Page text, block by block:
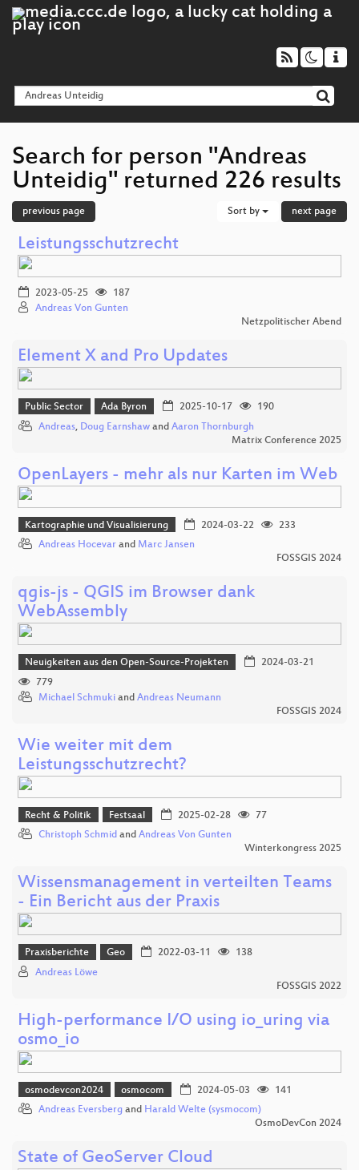
Search for person "Andreas
Unteidig" returned 226 results
previous page Sort by next page
Leistungsschutzrecht
2023-05-25
187
Andreas Von Gunten
Netzpolitischer Abend
Element X and Pro Updates
Public Sector Ada Byron 2025-10-17
190
Andreas, Doug Earnshaw and Aaron Thornburgh
Matrix Conference 2025
OpenLayers - mehr als nur Karten im Web
Kartographie und Visualisierung 2024-03-22
233
Andreas Hocevar and Marc Jansen
FOSSGIS 2024
qgis-js - QGIS im Browser dank
WebAssembly
Neuigkeiten aus den Open-Source-Projekten
2024-03-21
779
Michael Schmuki and Andreas Neumann
FOSSGIS 2024
Wie weiter mit dem
Leistungsschutzrecht?
Recht & Politik Festsaal 2025-02-28
77
Christoph Schmid and Andreas Von Gunten
Winterkongress 2025
Wissensmanagement in verteilten Teams
- Ein Bericht aus der Praxis
Praxisberichte Geo 2022-03-11
138
Andreas Löwe
FOSSGIS 2022
High-performance I/O using io_uring via
osmo_io
osmodevcon2024 osmocom 2024-05-03
141
Andreas Eversberg and Harald Welte (sysmocom)
OsmoDevCon 2024
State of GeoServer Cloud